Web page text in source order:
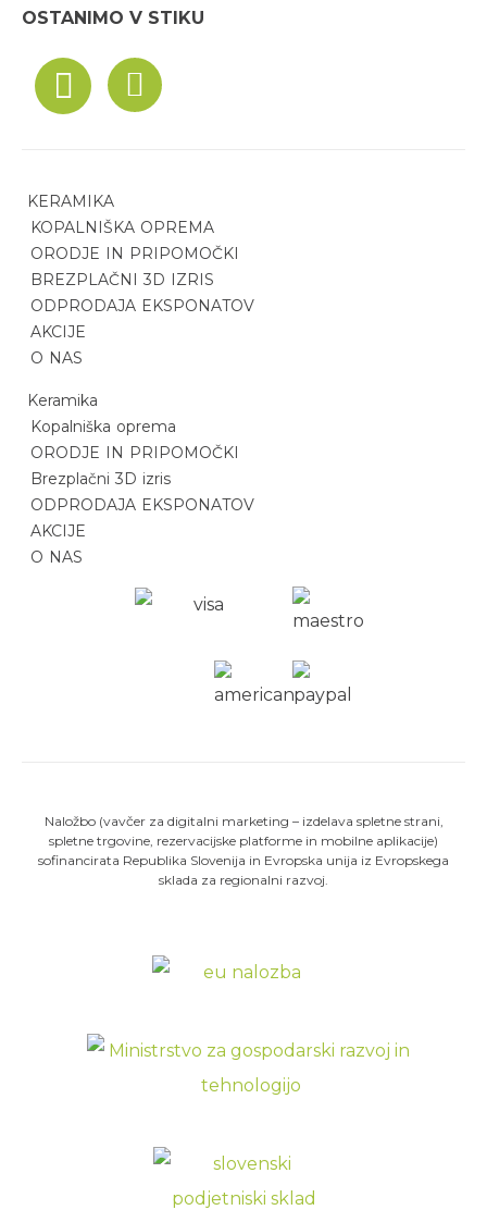
OSTANIMO V STIKU
KERAMIKA
KOPALNIŠKA OPREMA
ORODJE IN PRIPOMOČKI
BREZPLAČNI 3D IZRIS
ODPRODAJA EKSPONATOV
AKCIJE
O NAS
Keramika
Kopalniška oprema
ORODJE IN PRIPOMOČKI
Brezplačni 3D izris
ODPRODAJA EKSPONATOV
AKCIJE
O NAS
Naložbo (vavčer za digitalni marketing – izdelava spletne strani,
spletne trgovine, rezervacijske platforme in mobilne aplikacije)
sofinancirata Republika Slovenija in Evropska unija iz Evropskega
sklada za regionalni razvoj.